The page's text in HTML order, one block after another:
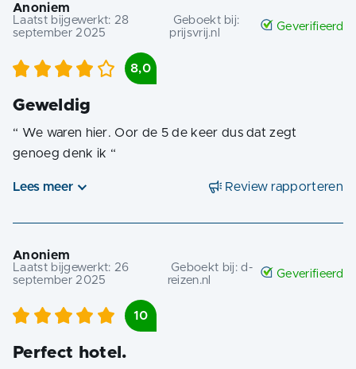
Anoniem
Laatst bijgewerkt: 28
september 2025
Geboekt bij:
prijsvrij.nl
Geverifieerd
8,0
Geweldig
“ We waren hier. Oor de 5 de keer dus dat zegt
genoeg denk ik “
Lees meer Review rapporteren
Anoniem
Laatst bijgewerkt: 26
september 2025
Geboekt bij:d-
reizen.nl
Geverifieerd
10
Perfect hotel.